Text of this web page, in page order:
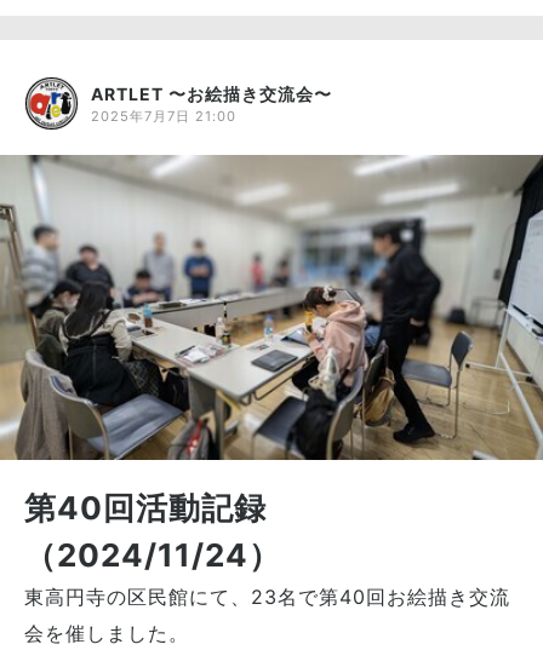
ARTLET 〜お絵描き交流会〜
2025年7月7日 21:00
第40回活動記録
（2024/11/24）
東高円寺の区民館にて、23名で第40回お絵描き交流
会を催しました。